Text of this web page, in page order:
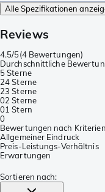
Alle Spezifikationen
Reviews
4.5/5(4 Bewertungen)
Durchschnittliche
5 Sterne
24 Sterne
23 Sterne
02 Sterne
01 Stern
0
Bewertungen nach Kriterien
Allgemeiner Eindruck
Preis-Leistungs-Verhältnis
Erwartungen
Sortieren nach: